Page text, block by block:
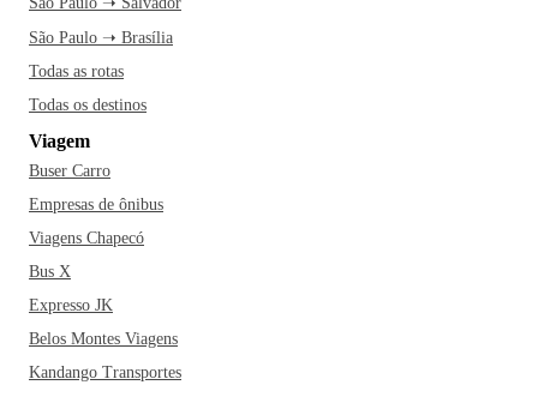
São Paulo ➝ Brasília
Todas as rotas
Todas os destinos
Viagem
Buser Carro
Empresas de ônibus
Viagens Chapecó
Bus X
Expresso JK
Belos Montes Viagens
Kandango Transportes